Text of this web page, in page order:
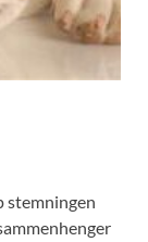
stemningen